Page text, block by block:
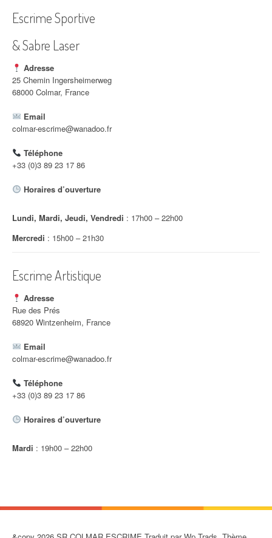
t
i
o
n
d
'
a
r
t
i
c
l
e
Escrime Sportive
& Sabre Laser
Adresse
25 Chemin Ingersheimerweg
68000 Colmar, France
Email
colmar-escrime@wanadoo.fr
Téléphone
+33 (0)3 89 23 17 86
Horaires d’ouverture
Lundi, Mardi, Jeudi, Vendredi : 17h00 – 22h00
Mercredi : 15h00 – 21h30
Escrime Artistique
Adresse
Rue des Prés
68920 Wintzenheim, France
Email
colmar-escrime@wanadoo.fr
Téléphone
+33 (0)3 89 23 17 86
Horaires d’ouverture
Mardi : 19h00 – 22h00